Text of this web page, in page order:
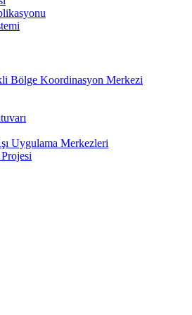
Bölge Koordinasyon Merkezi
Uygulama Merkezleri